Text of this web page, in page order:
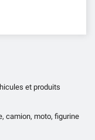
et produits
camion, moto, figurine